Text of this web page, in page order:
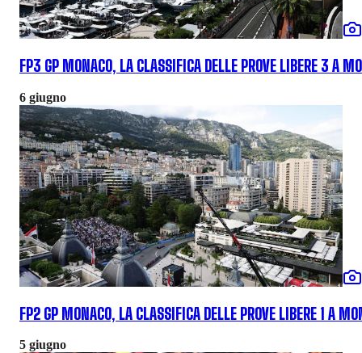
FP3 GP MONACO, LA CLASSIFICA DELLE PROVE LIBERE 3 A
6 giugno
FP2 GP MONACO, LA CLASSIFICA DELLE PROVE LIBERE 1 A
5 giugno